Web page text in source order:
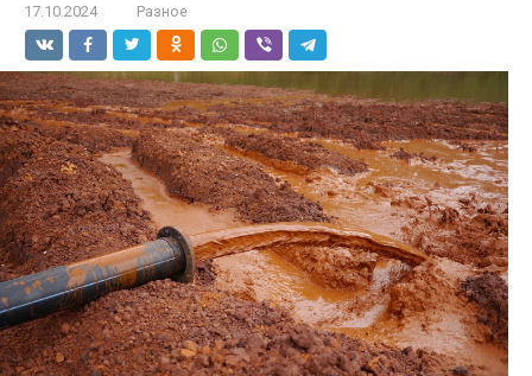
17.10.2024 Разное